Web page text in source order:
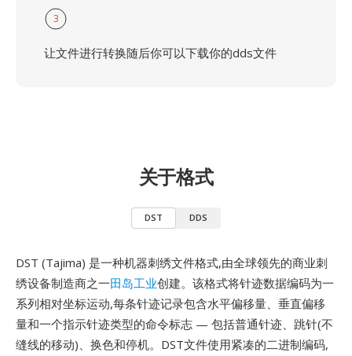
3
让文件进行转换随后你可以下载你的dds文件
关于格式
DST DDS
DST (Tajima) 是一种机器刺绣文件格式,由全球领先的商业刺
绣设备制造商之一田岛工业创建。该格式将针迹数据编码为一
系列相对坐标运动,每条针迹记录包含水平偏移量、垂直偏移
量和一个指示针迹类型的命令标志 — 包括普通针迹、跳针(不
缝线的移动)、换色和停机。DST文件使用紧凑的二进制编码,